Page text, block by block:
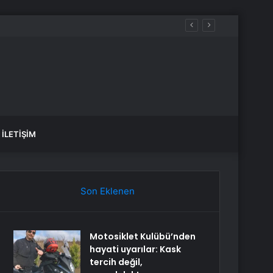
İLETIŞIM
Son Eklenen
Motosiklet Kulübü’nden
hayati uyarılar: Kask
tercih değil,